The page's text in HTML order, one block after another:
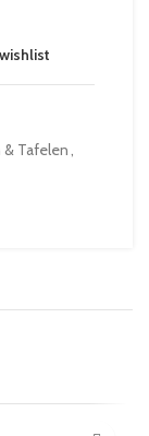
& Tafelen,